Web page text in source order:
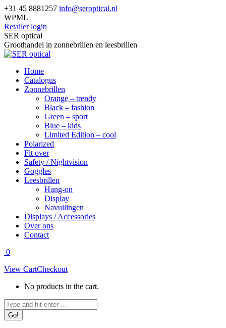
Skip
to
content
+31 45 8881257 info@seroptical.nl
WPML
Retailer login
Facebook
page
opens
new
window
SER optical
Groothandel in zonnebrillen en leesbrillen
Home
Catalogus
Zonnebrillen
Orange – trendy
Black – fashion
Green – sport
Blue – kids
Limited Edition – cool
Polarized
Fit over
Safety / Nightvision
Goggles
Leesbrillen
Hang-on
Display
Navullingen
Displays / Accessories
Over ons
Contact
0
View CartCheckout
No products in the cart.
Search: